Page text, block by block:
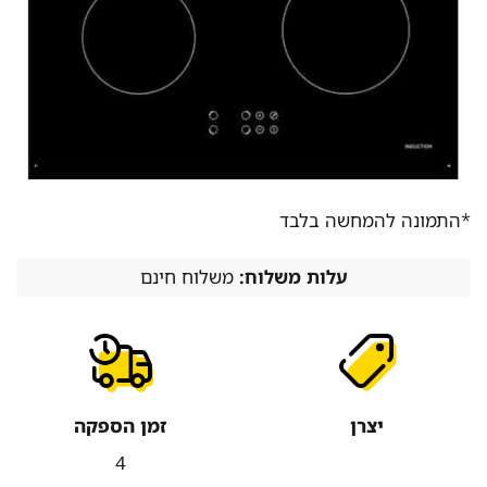
*התמונה להמחשה בלבד
עלות משלוח:משלוח חינם
יצרן
זמן הספקה